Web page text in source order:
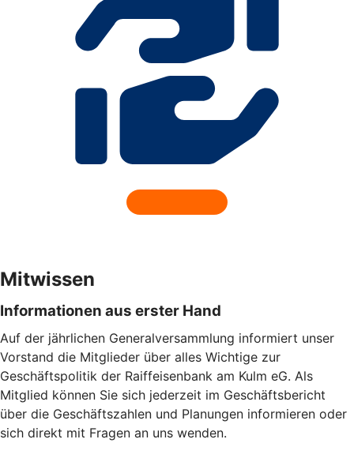
Mitwissen
Informationen aus erster Hand
Auf der jährlichen Generalversammlung informiert unser
Vorstand die Mitglieder über alles Wichtige zur
Geschäftspolitik der Raiffeisenbank am Kulm eG. Als
Mitglied können Sie sich jederzeit im Geschäftsbericht
über die Geschäftszahlen und Planungen informieren oder
sich direkt mit Fragen an uns wenden.